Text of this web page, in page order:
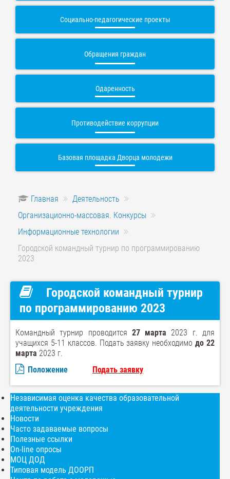
Социально-педагогические проекты
Обращения граждан
Одаренность
Противодействие коррупции
Базовая площадка Дворца молодежи
Главная
Деятельность
Организационно-массовая. Конкурсы
Информационные технологии
Городской командный турнир по программированию
2023
Городской командный турнир
по программированию 2023
Командный турнир проводится 27 марта 2023 г. для
учащихся 5-11 классов. Подать заявку необходимодо 22
марта 2023 г.
Положение
Подать заявку
Независимая оценка качества образовательной
деятельности учреждения
Новости
Часто задаваемые вопросы
Полезные ссылки
On-line опросы
МОЦ ДОД
Типовая модель ДООРП